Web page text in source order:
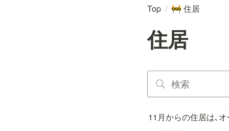
Top / 🚧 住居
住居
11月からの住居は､